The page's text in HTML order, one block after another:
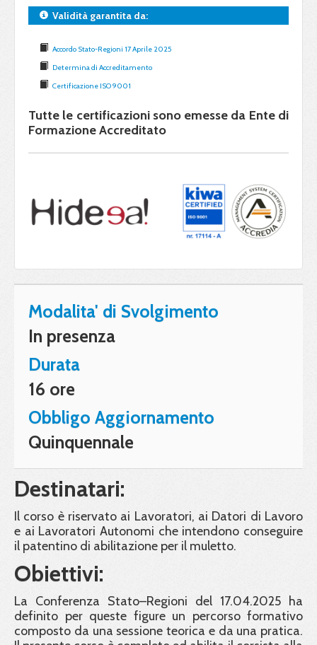
Validità garantita da:
Accordo Stato-Regioni 17 Aprile 2025
Determina di Accreditamento
Certificazione ISO 9001
Tutte le certificazioni sono emesse da Ente di
Formazione Accreditato
Modalita' di Svolgimento
In presenza
Durata
16 ore
Obbligo Aggiornamento
Quinquennale
Destinatari:
Il corso è riservato ai Lavoratori, ai Datori di Lavoro
e ai Lavoratori Autonomi che intendono conseguire
il patentino di abilitazione per il muletto.
Obiettivi:
La Conferenza Stato–Regioni del 17.04.2025 ha
definito per queste figure un percorso formativo
composto da una sessione teorica e da una pratica.